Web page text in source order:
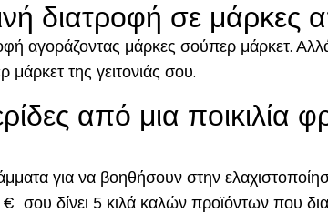
διατροφή σε
αγοράζοντας μάρκες σούπερ μάρκετ.
της γειτονιάς σου.
από μια ποικιλία
για να βοηθήσουν στην
σου δίνει 5 κιλά καλών προϊόντων που